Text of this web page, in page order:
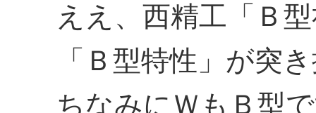
ええ、西精工「Ｂ
「Ｂ型特性」が突
ちなみにＷもＢ型